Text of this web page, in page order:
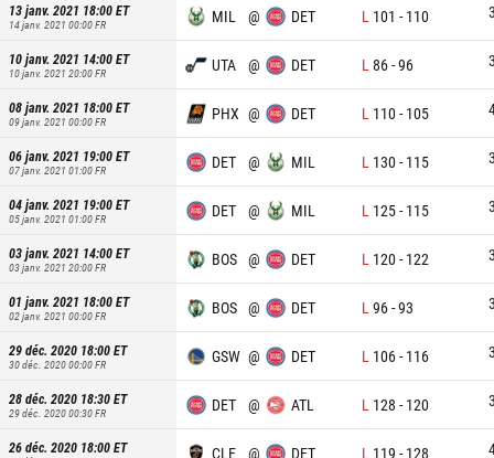
13 janv. 2021 18:00ET
14 janv. 2021 00:00FR MIL @ DET L 101 - 110
10 janv. 2021 14:00ET
10 janv. 2021 20:00FR UTA @ DET L 86-96
08 janv. 2021 18:00ET
09 janv. 2021 00:00FR PHX @ DET L 110- 105
06 janv. 2021 19:00ET
07 janv. 2021 01:00FR DET @ MIL L 130- 115
04 janv. 2021 19:00ET
05 janv. 2021 01:00FR DET @ MIL L 125- 115
03 janv. 2021 14:00ET
03 janv. 2021 20:00FR BOS @ DET L 120- 122
01 janv. 2021 18:00ET
02 janv. 2021 00:00FR BOS @ DET L 96-93
29 déc. 2020 18:00ET
30 déc. 2020 00:00FR GSW @ DET L 106- 116
28 déc. 2020 18:30ET
29 déc. 2020 00:30FR DET @ ATL L 128 - 120
26 déc. 2020 18:00ET CLE @ DET L 119 - 128